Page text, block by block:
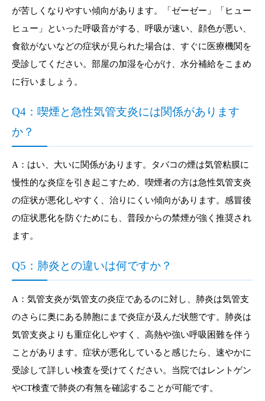
が苦しくなりやすい傾向があります。「ゼーゼー」「ヒュー
ヒュー」といった呼吸音がする、呼吸が速い、顔色が悪い、
食欲がないなどの症状が見られた場合は、すぐに医療機関を
受診してください。部屋の加湿を心がけ、水分補給をこまめ
に行いましょう。
Q4：喫煙と急性気管支炎には関係があります
か？
A：はい、大いに関係があります。タバコの煙は気管粘膜に
慢性的な炎症を引き起こすため、喫煙者の方は急性気管支炎
の症状が悪化しやすく、治りにくい傾向があります。感冒後
の症状悪化を防ぐためにも、普段からの禁煙が強く推奨され
ます。
Q5：肺炎との違いは何ですか？
A：気管支炎が気管支の炎症であるのに対し、肺炎は気管支
のさらに奥にある肺胞にまで炎症が及んだ状態です。肺炎は
気管支炎よりも重症化しやすく、高熱や強い呼吸困難を伴う
ことがあります。症状が悪化していると感じたら、速やかに
受診して詳しい検査を受けてください。当院ではレントゲン
やCT検査で肺炎の有無を確認することが可能です。